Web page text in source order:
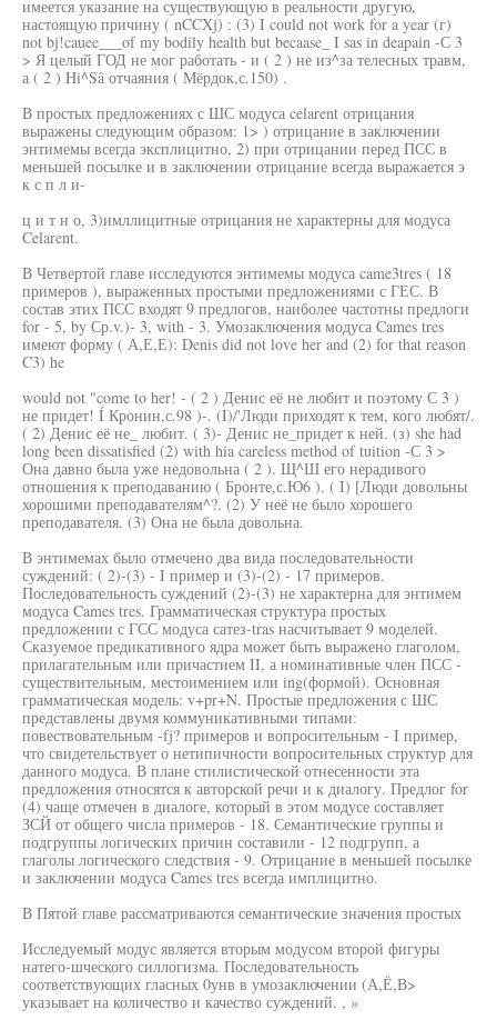
имеется указание на существующую в реальности другую,
настоящую причину ( nCCXj) : (3) I could not work for a year (г)
not bj!cauee___of my bodily health but becaase_ I sas in deapain -С 3
> Я целый ГОД не мог работать - и ( 2 ) не из^за телесных травм,
а ( 2 ) Hi^Sâ отчаяния ( Мёрдок,с.150) .
В простых предложениях с ШС модуса celarent отрицания
выражены следующим образом: 1> ) отрицание в заключении
энтимемы всегда эксплицитно, 2) при отрицании перед ПСС в
меньшей посылке и в заключении отрицание всегда выражается э
к с п л и-
ц и т н о, 3)имллицитные отрицания не характерны для модуса
Celarent.
В Четвертой главе исследуются энтимемы модуса came3tres ( 18
примеров ), выраженных простыми предложениями с ГЕС. В
состав этих ПСС входят 9 предлогов, наиболее частотны предлоги
for - 5, by Ср.v.)- 3, with - 3. Умозаключения модуса Cames tres
имеют форму ( А,Е,Е): Denis did not love her and (2) for that reason
C3) he
would not "come to her! - ( 2 ) Денис её не любит и поэтому С 3 )
не придет! Í Кронин,с.98 )-. (I)/'Люди приходят к тем, кого любят/.
( 2) Денис её не_ любит. ( 3)- Денис не_придет к ней. (з) she had
long been dissatisfied (2) with hia careless method of tuition -С 3 >
Она давно была уже недовольна ( 2 ). Щ^Ш его нерадивого
отношения к преподаванию ( Бронте,с.Ю6 ). ( I) [Люди довольны
хорошими преподавателям^?. (2) У неё не было хорошего
преподавателя. (3) Она не была довольна.
В энтимемах было отмечено два вида последовательности
суждений: ( 2)-(3) - I пример и (3)-(2) - 17 примеров.
Последовательность суждений (2)-(3) не характерна для энтимем
модуса Cames tres. Грамматическая структура простых
предложении с ГСС модуса сатез-tras насчитывает 9 моделей.
Сказуемое предикативного ядра может быть выражено глаголом,
прилагательным или причастием II, а номинативные член ПСС -
существительным, местоимением или ing(формой). Основная
грамматическая модель: v+pr+N. Простые предложения с ШС
представлены двумя коммуникативными типами:
повествовательным -fj? примеров и вопросительным - I пример,
что свидетельствует о нетипичности вопросительных структур для
данного модуса. В плане стилистической отнесенности эта
предложения относятся к авторской речи и к диалогу. Предлог for
(4) чаще отмечен в диалоге, который в этом модусе составляет
ЗСЙ от общего числа примеров - 18. Семантические группы и
подгруппы логических причин составили - 12 подгрупп, а
глаголы логического следствия - 9. Отрицание в меньшей посылке
и заключении модуса Cames tres всегда имплицитно.
В Пятой главе рассматриваются семантические значения простых
Исследуемый модус является вторым модусом второй фигуры
натего-шческого силлогизма. Последовательность
соответствующих гласных 0унв в умозаключении (А,Ё,В>
указывает на количество и качество суждений. , »